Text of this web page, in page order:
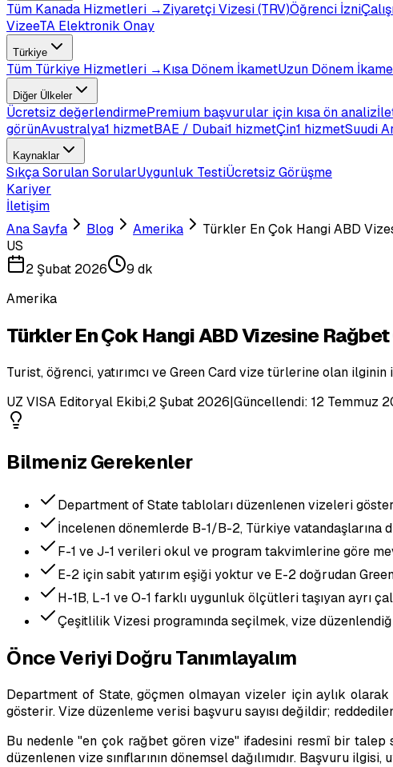
Tüm Kanada Hizmetleri →Ziyaretçi Vizesi (TRV)Öğrenci İzni
VizeeTA Elektronik Onay
Türkiye
Tüm Türkiye Hizmetleri →Kısa Dönem İkametUzun Dönem
Diğer Ülkeler
Ücretsiz değerlendirmePremium başvurular için kısa ön analiz
görünAvustralya1 hizmetBAE / Dubai1 hizmetÇin1 hizmetSuudi
Kaynaklar
Sıkça Sorulan SorularUygunluk TestiÜcretsiz Görüşme
Kariyer
İletişim
Ana Sayfa
Blog Amerika
Türkler En Çok Hangi ABD
US
2 Şubat 2026
9 dk
Amerika
Türkler En Çok Hangi ABD Vizesine
Turist, öğrenci, yatırımcı ve Green Card vize türlerine olan
UZ VISA Editoryal Ekibi,2 Şubat 2026|Güncellendi: 12 Temmuz
Bilmeniz Gerekenler
Department of State tabloları düzenlenen vizeleri
İncelenen dönemlerde B-1/B-2, Türkiye vatandaşlarına
F-1 ve J-1 verileri okul ve program takvimlerine göre
E-2 için sabit yatırım eşiği yoktur ve E-2 doğrudan
H-1B, L-1 ve O-1 farklı uygunluk ölçütleri taşıyan ayrı
Çeşitlilik Vizesi programında seçilmek, vize
Önce Veriyi Doğru Tanımlayalım
Department of State, göçmen olmayan vizeler için aylık
gösterir. Vize düzenleme verisi başvuru sayısı değildir;
Bu nedenle "en çok rağbet gören vize" ifadesini resmî bir talep
düzenlenen vize sınıflarının dönemsel dağılımıdır. Başvuru